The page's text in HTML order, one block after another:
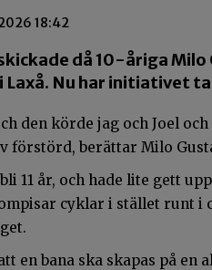
2026 18:42
då 10-åriga
Laxå. Nu har initiativet
den körde jag och Joel
förstörd, berättar Milo
11 år, och hade lite gett
cyklar i stället runt i
en bana ska skapas på en